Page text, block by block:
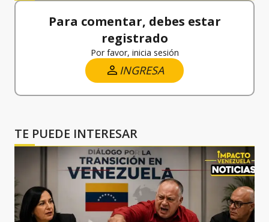
Para comentar, debes estar
registrado
Por favor, inicia sesión
INGRESA
TE PUEDE INTERESAR